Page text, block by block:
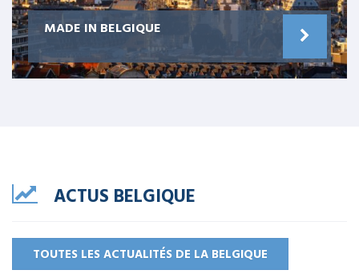
MADE IN BELGIQUE
ACTUS BELGIQUE
TOUTES LES ACTUALITÉS DE LA BELGIQUE